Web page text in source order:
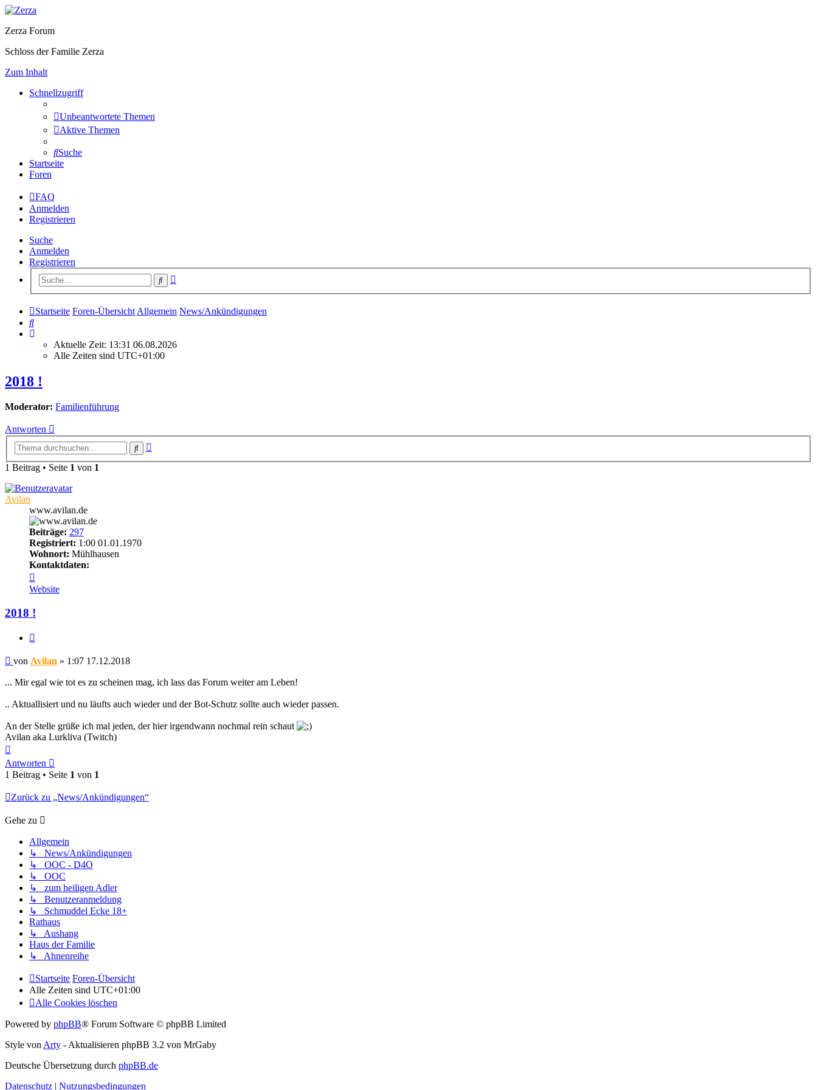
Zerza Forum
Schloss der Familie Zerza
Zum Inhalt
Schnellzugriff
Unbeantwortete Themen
Aktive Themen
Suche
Startseite
Foren
FAQ
Anmelden
Registrieren
Suche
Anmelden
Registrieren
Suche
Startseite Foren-Übersicht Allgemein News/Ankündigungen
Suche
Aktuelle Zeit: 13:31 06.08.2026
Alle Zeiten sind UTC+01:00
2018 !
Moderator: Familienführung
Antworten
Suche
1 Beitrag • Seite 1 von 1
Avilan
www.avilan.de
Beiträge: 297
Registriert: 1:00 01.01.1970
Wohnort: Mühlhausen
Kontaktdaten:
von
Avilan
Website
2018 !
Beitrag
von Avilan » 1:07 17.12.2018
... Mir egal wie tot es zu scheinen mag, ich lass das Forum weiter am Leben!
.. Aktuallisiert und nu läufts auch wieder und der Bot-Schutz sollte auch wieder passen.
An der Stelle grüße ich mal jeden, der hier irgendwann nochmal rein schaut
Avilan aka Lurkliva (Twitch)
oben
Antworten
1 Beitrag • Seite 1 von 1
Zurück zu „News/Ankündigungen“
Gehe zu
Allgemein
↳ News/Ankündigungen
↳ OOC - D4O
↳ OOC
↳ zum heiligen Adler
↳ Benutzeranmeldung
↳ Schmuddel Ecke 18+
Rathaus
↳ Aushang
Haus der Familie
↳ Ahnenreihe
Startseite Foren-Übersicht
Alle Zeiten sind UTC+01:00
Alle Cookies löschen
Powered by phpBB® Forum Software © phpBB Limited
Style vonArty - Aktualisieren phpBB 3.2 von MrGaby
Deutsche Übersetzung durch phpBB.de
Datenschutz | Nutzungsbedingungen